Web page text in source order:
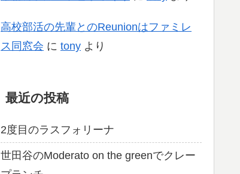
高校部活の先輩とのReunionはファミレ
ス同窓会 に tony より
最近の投稿
2度目のラスフォリーナ
世田谷のModerato on the greenでクレー